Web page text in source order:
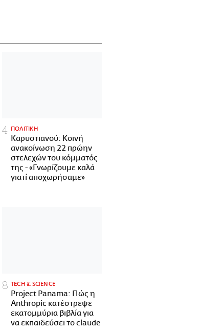
ΠΟΛΙΤΙΚΗ
Καρυστιανού: Κοινή
ανακοίνωση 22 πρώην
στελεχών του κόμματός
της - «Γνωρίζουμε καλά
γιατί αποχωρήσαμε»
ΤECH & SCIENCE
Project Panama: Πώς η
Anthropic κατέστρεψε
εκατομμύρια βιβλία για
να εκπαιδεύσει το claude